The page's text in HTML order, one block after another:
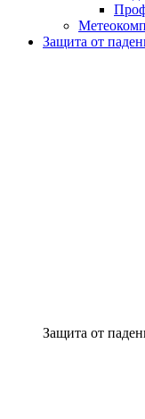
Защита от
Защита от